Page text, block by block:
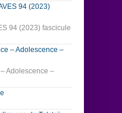
94 (2023) fascicule
Adolescence –